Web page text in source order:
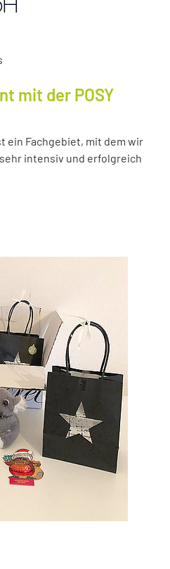
mit der POSY
ein Fachgebiet, mit dem wir
intensiv und erfolgreich